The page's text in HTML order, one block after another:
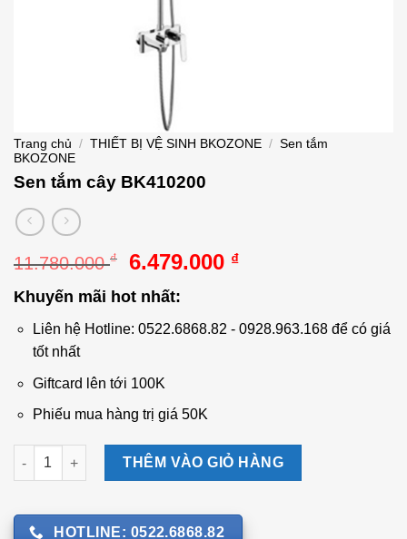
Trang chủ / THIẾT BỊ VỆ SINH BKOZONE / Sen tắm
BKOZONE
Sen tắm cây BK410200
11.780.000₫
Giá
là:
11.780.000 ₫.
6.479.000 ₫Giá
là:
Khuyến mãi hot nhất:
Liên hệ Hotline: 0522.6868.82 - 0928.963.168 để có giá
tốt nhất
Giftcard lên tới 100K
Phiếu mua hàng trị giá 50K
Sen tắm cây BK410200 số lượng
THÊM VÀO GIỎ HÀNG
HOTLINE: 0522.6868.82